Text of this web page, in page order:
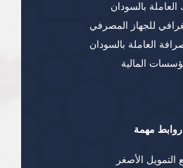
العاملة بالسودان
للجهاز المصرفي
العاملة بالسودان
المالية
روابط مهمة
التمويل الأصغر